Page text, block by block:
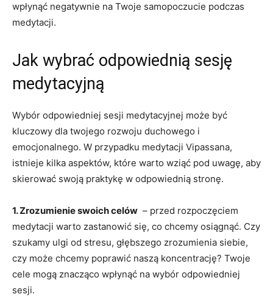
wpłynąć negatywnie na Twoje samopoczucie podczas
medytacji.
Jak​ wybrać odpowiednią sesję⁣
medytacyjną
Wybór odpowiedniej sesji medytacyjnej może być
kluczowy dla twojego rozwoju ‌duchowego i
emocjonalnego. W przypadku medytacji Vipassana,
istnieje kilka aspektów, które warto⁣ wziąć pod uwagę, aby
skierować swoją ‌praktykę w odpowiednią stronę.
1. ⁣Zrozumienie swoich celów ‌ – przed rozpoczęciem
medytacji warto zastanowić‍ się, co chcemy ​osiągnąć. Czy
szukamy ulgi‌ od stresu, głębszego zrozumienia siebie, ​
czy może chcemy poprawić⁤ naszą ⁣koncentrację? Twoje
‌cele mogą znacząco wpłynąć na wybór odpowiedniej
sesji.